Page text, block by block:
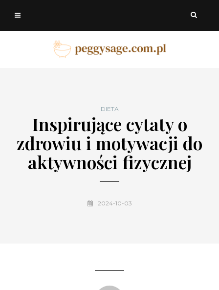
DIETA
Inspirujące cytaty o
zdrowiu i motywacji do
aktywności fizycznej
2024-10-03